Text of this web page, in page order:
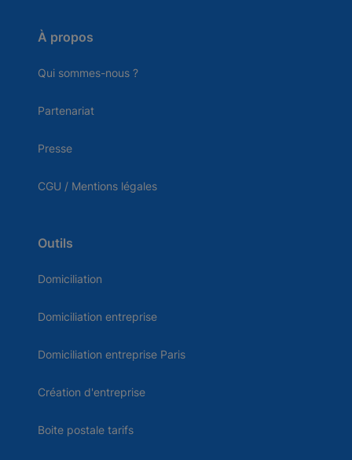
À propos
Qui sommes-nous ?
Partenariat
Presse
CGU / Mentions légales
Outils
Domiciliation
Domiciliation entreprise
Domiciliation entreprise Paris
Création d'entreprise
Boite postale tarifs